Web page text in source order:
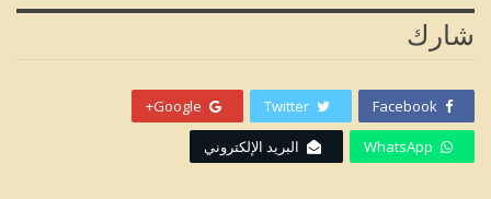
شارك
Facebook
Twitter
Google+
WhatsApp البريد الإلكتروني